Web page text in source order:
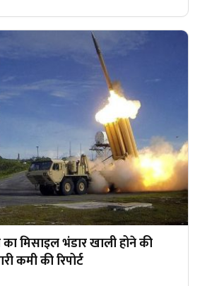
मिसाइल भंडार खाली होने की
कमी की रिपोर्ट